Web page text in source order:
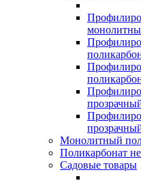
Монолитный
Поликарбонат
Садовые товары